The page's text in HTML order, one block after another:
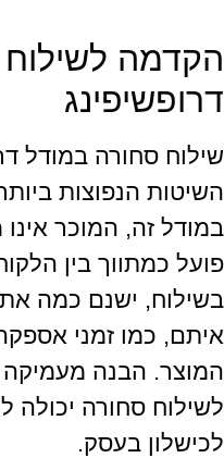
הקדמה
דרופשיפינג
שילוח סחורה במודל
במודל זה, המוכר
פועל כמתווך בין
בשילוח, ישנם כמה
איתם, כמו זמני
המוצר. הבנה
לשילוח סחורה יכולה
לכישלון בעסק.